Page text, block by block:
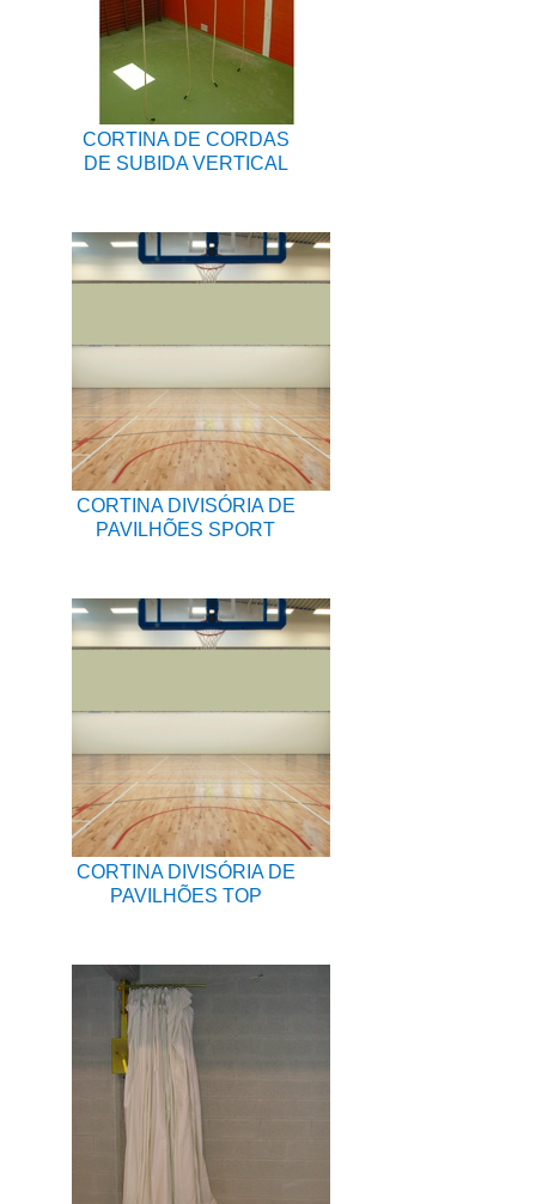
CORTINA DE CORDAS
DE SUBIDA VERTICAL
CORTINA DIVISÓRIA DE
PAVILHÕES SPORT
CORTINA DIVISÓRIA DE
PAVILHÕES TOP